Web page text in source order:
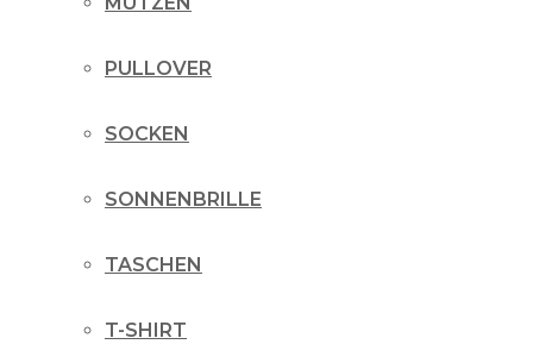
PULLOVER
SOCKEN
SONNENBRILLE
TASCHEN
T-SHIRT